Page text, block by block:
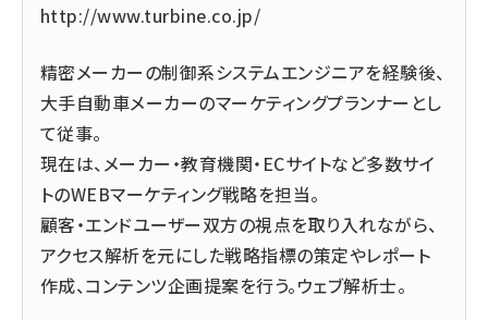
http://www.turbine.co.jp/
精密メーカーの制御系システムエンジニアを経験後、
大手自動車メーカーのマーケティングプランナーとし
て従事。
現在は、メーカー・教育機関・ECサイトなど多数サイ
トのWEBマーケティング戦略を担当。
顧客・エンドユーザー双方の視点を取り入れながら、
アクセス解析を元にした戦略指標の策定やレポート
作成、コンテンツ企画提案を行う。ウェブ解析士。